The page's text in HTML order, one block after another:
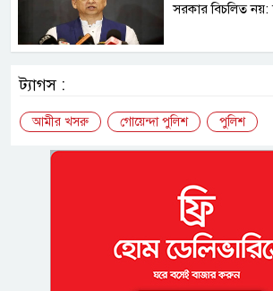
সরকার বিচলিত নয়:
ট্যাগস :
আমীর খসরু গোয়েন্দা পুলিশ পুলিশ